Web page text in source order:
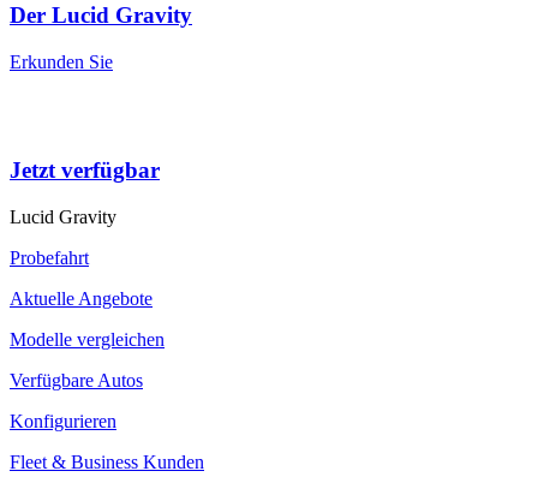
Der Lucid Gravity
Erkunden Sie
Jetzt verfügbar
Lucid Gravity
Probefahrt
Aktuelle Angebote
Modelle vergleichen
Verfügbare Autos
Konfigurieren
Fleet & Business Kunden